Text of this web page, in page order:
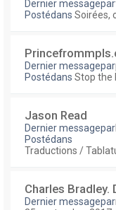
Dernier messagepar
Postédans Soirées,
Dernier messagepar
Postédans Stop the
Jason Read
Dernier messagepar
Postédans
Traductions /
Charles Bradley.
Dernier messagepar